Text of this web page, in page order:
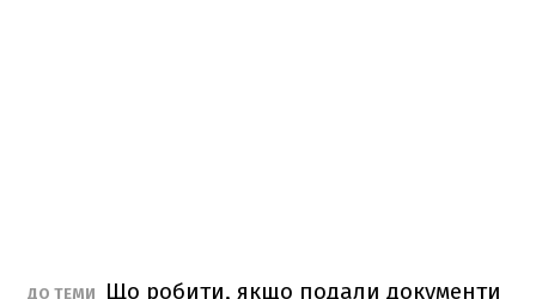
ДО ТЕМИ
Що робити, якщо подали документи